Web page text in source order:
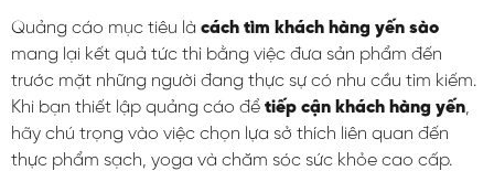
Quảng cáo mục tiêu là cách tìm khách hàng yến sào
mang lại kết quả tức thì bằng việc đưa sản phẩm đến
trước mặt những người đang thực sự có nhu cầu tìm kiếm.
Khi bạn thiết lập quảng cáo để tiếp cận khách hàng yến,
hãy chú trọng vào việc chọn lựa sở thích liên quan đến
thực phẩm sạch, yoga và chăm sóc sức khỏe cao cấp.